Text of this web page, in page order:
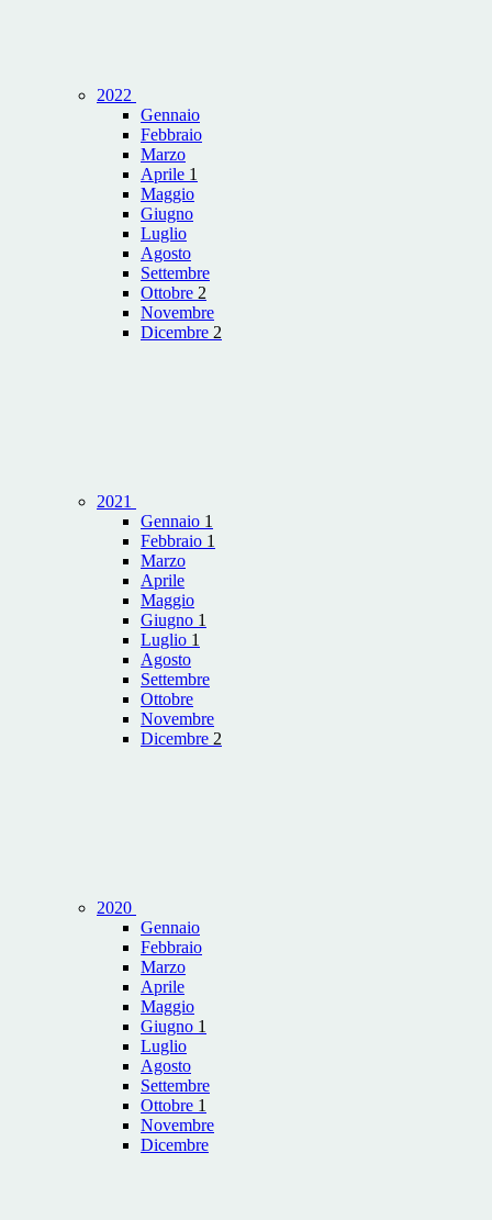
2022
Gennaio
Febbraio
Marzo
Aprile 1
Maggio
Giugno
Luglio
Agosto
Settembre
Ottobre 2
Novembre
Dicembre 2
2021
Gennaio 1
Febbraio 1
Marzo
Aprile
Maggio
Giugno 1
Luglio 1
Agosto
Settembre
Ottobre
Novembre
Dicembre 2
2020
Gennaio
Febbraio
Marzo
Aprile
Maggio
Giugno 1
Luglio
Agosto
Settembre
Ottobre 1
Novembre
Dicembre